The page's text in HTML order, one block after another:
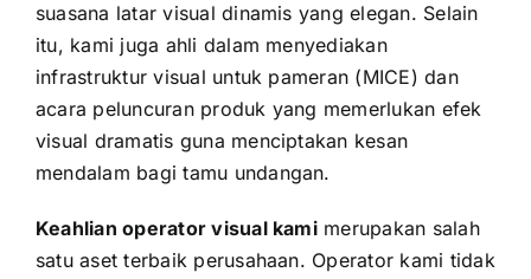
suasana latar visual dinamis yang elegan. Selain
itu, kami juga ahli dalam menyediakan
infrastruktur visual untuk pameran (MICE) dan
acara peluncuran produk yang memerlukan efek
visual dramatis guna menciptakan kesan
mendalam bagi tamu undangan.
Keahlian operator visual kamimerupakan salah
satu aset terbaik perusahaan. Operator kami tidak